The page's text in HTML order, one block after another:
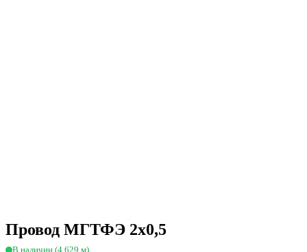
Провод МГТФЭ 2х0,5
В наличии (4 629 м)